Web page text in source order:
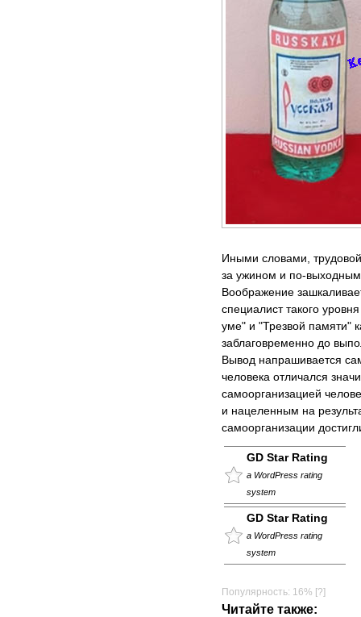
Иными словами,
за ужином и по-
Воображение
специалист такого
уме" и "Трезвой памяти"
заблаговременно до
Вывод напрашивается
человека отличался
самоорганизацией
и нацеленным на
самоорганизации
GD Star Rating
a WordPress rating
system
GD Star Rating
a WordPress rating
system
Популярность: 16% [?]
Читайте также: